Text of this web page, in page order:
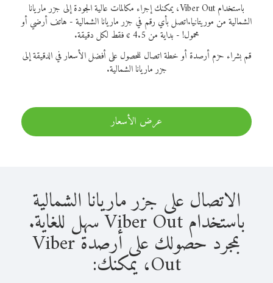
باستخدام Viber Out، يمكنك إجراء مكالمات عالية الجودة إلى جزر ماريانا
الشمالية من موريتانيا.اتصل بأي رقم في جزر ماريانا الشمالية - هاتف أرضي أو
محمول! - بداية من 4.5 ¢ فقط لكل دقيقة.
قم بشراء حزم أرصدة أو خطة اتصال للحصول على أفضل الأسعار في الدقيقة إلى
جزر ماريانا الشمالية.
عرض الأسعار
الاتصال على جزر ماريانا الشمالية
باستخدام Viber Out سهل للغاية.
بمجرد حصولك على أرصدة Viber
Out، يمكنك: